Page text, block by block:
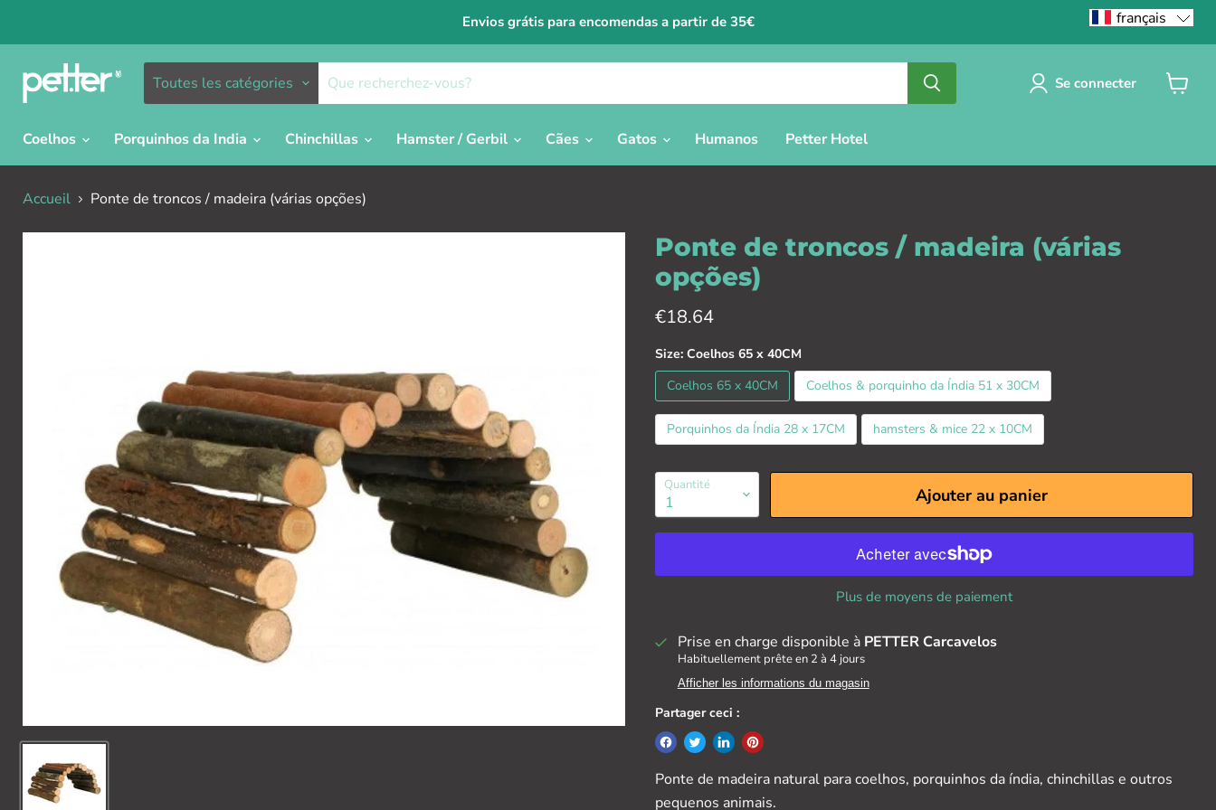
Envios grátis para encomendas a partir de 35€
Toutes les catégories Se connecter
Coelhos Porquinhos da India Chinchillas Hamster / Gerbil Cães Gatos Humanos Petter Hotel
Accueil Ponte de troncos / madeira (várias opções)
Ponte de troncos / madeira (várias
opções)
Prix actuel
€18.64
Size: Coelhos 65 x 40CM
Coelhos 65 x 40CM
Coelhos & porquinho da Índia 51 x 30CM
Porquinhos da Índia 28 x 17CM hamsters & mice 22 x 10CM
Quantité Ajouter au panier
Plus de moyens de paiement
Prise en charge disponible à PETTER Carcavelos
Habituellement prête en 2 à 4 jours
Afficher les informations du magasin
Partager ceci :
Ponte de madeira natural para coelhos, porquinhos da índia, chinchillas e outros
pequenos animais.
français